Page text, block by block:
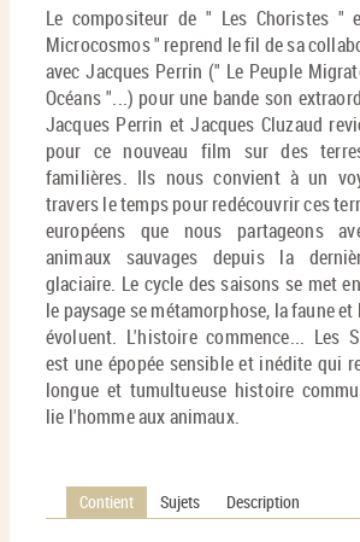
Le compositeur de " Les Choristes "
Microcosmos " reprend le fil de sa
avec Jacques Perrin (" Le Peuple
Océans "...) pour une bande son
Jacques Perrin et Jacques Cluzaud
pour ce nouveau film sur des
familières. Ils nous convient à un
travers le temps pour redécouvrir ces
européens que nous partageons
animaux sauvages depuis la
glaciaire. Le cycle des saisons se met
le paysage se métamorphose, la faune
évoluent. L'histoire commence... Les
est une épopée sensible et inédite qui
longue et tumultueuse histoire
lie l'homme aux animaux.
Contient Sujets Description